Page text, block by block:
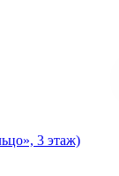
3 этаж)